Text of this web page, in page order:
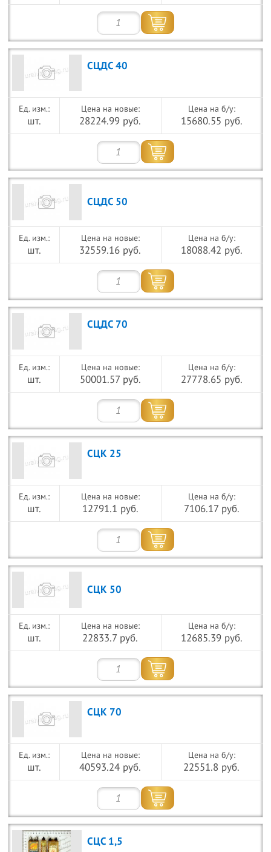
СЦДС 40
шт.
Цена на новые:
28224.99 руб.
Цена на б/у:
15680.55 руб.
СЦДС 50
шт.
Цена на новые:
32559.16 руб.
Цена на б/у:
18088.42 руб.
СЦДС 70
шт.
Цена на новые:
50001.57 руб.
Цена на б/у:
27778.65 руб.
СЦК 25
шт.
Цена на новые:
12791.1 руб.
Цена на б/у:
7106.17 руб.
СЦК 50
шт.
Цена на новые:
22833.7 руб.
Цена на б/у:
12685.39 руб.
СЦК 70
шт.
Цена на новые:
40593.24 руб.
Цена на б/у:
22551.8 руб.
СЦС 1,5